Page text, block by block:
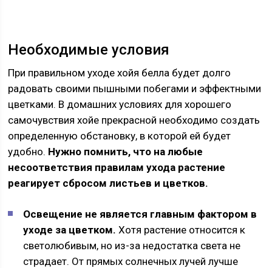
Необходимые условия
При правильном уходе хойя белла будет долго
радовать своими пышными побегами и эффектными
цветками. В домашних условиях для хорошего
самочувствия хойе прекрасной необходимо создать
определенную обстановку, в которой ей будет
удобно. Нужно помнить, что на любые
несоответствия правилам ухода растение
реагирует сбросом листьев и цветков.
Освещение не является главным фактором в
уходе за цветком. Хотя растение относится к
светолюбивым, но из-за недостатка света не
страдает. От прямых солнечных лучей лучше